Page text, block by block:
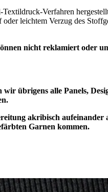
Verfahren
leichtem Verzug des
nicht reklamiert oder
übrigens alle Panels,
akribisch aufeinander
Garnen kommen.